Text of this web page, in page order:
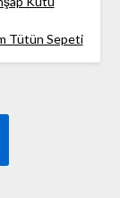
Tütün Sepeti